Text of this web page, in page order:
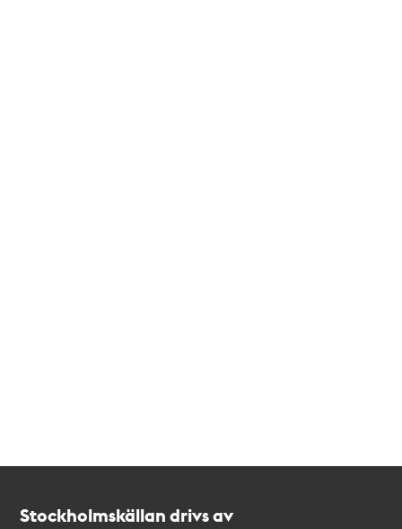
Stockholmskällan drivs av